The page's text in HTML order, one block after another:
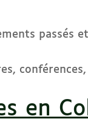
passés
en